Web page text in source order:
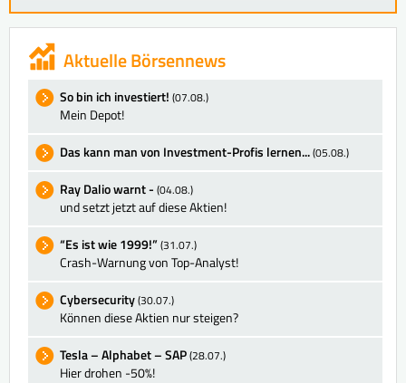
Aktuelle Börsennews
So bin ich investiert! (07.08.)
Mein Depot!
Das kann man von Investment-Profis lernen...(05.08.)
Ray Dalio warnt - (04.08.)
und setzt jetzt auf diese Aktien!
“Es ist wie 1999!”(31.07.)
Crash-Warnung von Top-Analyst!
Cybersecurity(30.07.)
Können diese Aktien nur steigen?
Tesla – Alphabet – SAP(28.07.)
Hier drohen -50%!